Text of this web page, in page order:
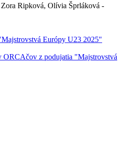
Ripková, Olívia Šprláková -
Európy U23 2025"
ORCAčov z podujatia "Majstrovstvá